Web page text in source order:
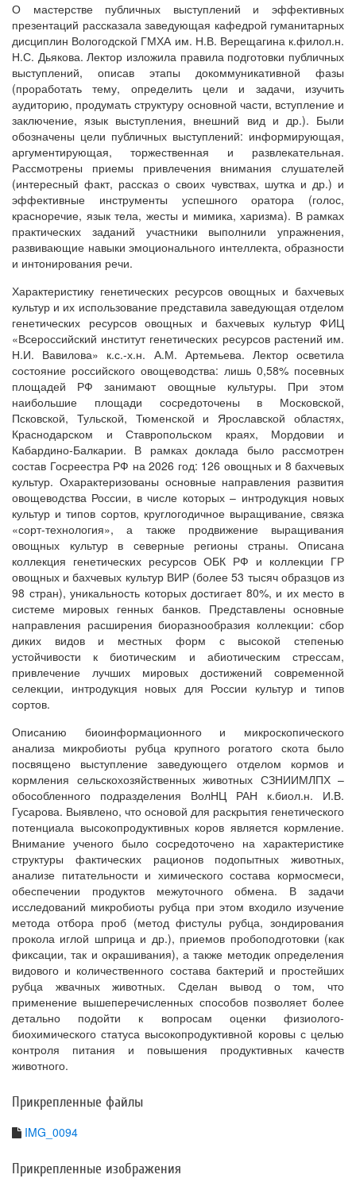
О мастерстве публичных выступлений и эффективных
презентаций рассказала заведующая кафедрой гуманитарных
дисциплин Вологодской ГМХА им. Н.В. Верещагина к.филол.н.
Н.С. Дьякова. Лектор изложила правила подготовки публичных
выступлений, описав этапы докоммуникативной фазы
(проработать тему, определить цели и задачи, изучить
аудиторию, продумать структуру основной части, вступление и
заключение, язык выступления, внешний вид и др.). Были
обозначены цели публичных выступлений: информирующая,
аргументирующая, торжественная и развлекательная.
Рассмотрены приемы привлечения внимания слушателей
(интересный факт, рассказ о своих чувствах, шутка и др.) и
эффективные инструменты успешного оратора (голос,
красноречие, язык тела, жесты и мимика, харизма). В рамках
практических заданий участники выполнили упражнения,
развивающие навыки эмоционального интеллекта, образности
и интонирования речи.
Характеристику генетических ресурсов овощных и бахчевых
культур и их использование представила заведующая отделом
генетических ресурсов овощных и бахчевых культур ФИЦ
«Всероссийский институт генетических ресурсов растений им.
Н.И. Вавилова» к.с.-х.н. А.М. Артемьева. Лектор осветила
состояние российского овощеводства: лишь 0,58% посевных
площадей РФ занимают овощные культуры. При этом
наибольшие площади сосредоточены в Московской,
Псковской, Тульской, Тюменской и Ярославской областях,
Краснодарском и Ставропольском краях, Мордовии и
Кабардино-Балкарии. В рамках доклада было рассмотрен
состав Госреестра РФ на 2026 год: 126 овощных и 8 бахчевых
культур. Охарактеризованы основные направления развития
овощеводства России, в числе которых – интродукция новых
культур и типов сортов, круглогодичное выращивание, связка
«сорт-технология», а также продвижение выращивания
овощных культур в северные регионы страны. Описана
коллекция генетических ресурсов ОБК РФ и коллекции ГР
овощных и бахчевых культур ВИР (более 53 тысяч образцов из
98 стран), уникальность которых достигает 80%, и их место в
системе мировых генных банков. Представлены основные
направления расширения биоразнообразия коллекции: сбор
диких видов и местных форм с высокой степенью
устойчивости к биотическим и абиотическим стрессам,
привлечение лучших мировых достижений современной
селекции, интродукция новых для России культур и типов
сортов.
Описанию биоинформационного и микроскопического
анализа микробиоты рубца крупного рогатого скота было
посвящено выступление заведующего отделом кормов и
кормления сельскохозяйственных животных СЗНИИМЛПХ –
обособленного подразделения ВолНЦ РАН к.биол.н. И.В.
Гусарова. Выявлено, что основой для раскрытия генетического
потенциала высокопродуктивных коров является кормление.
Внимание ученого было сосредоточено на характеристике
структуры фактических рационов подопытных животных,
анализе питательности и химического состава кормосмеси,
обеспечении продуктов межуточного обмена. В задачи
исследований микробиоты рубца при этом входило изучение
метода отбора проб (метод фистулы рубца, зондирования
прокола иглой шприца и др.), приемов пробоподготовки (как
фиксации, так и окрашивания), а также методик определения
видового и количественного состава бактерий и простейших
рубца жвачных животных. Сделан вывод о том, что
применение вышеперечисленных способов позволяет более
детально подойти к вопросам оценки физиолого-
биохимического статуса высокопродуктивной коровы с целью
контроля питания и повышения продуктивных качеств
животного.
Прикрепленные файлы
IMG_0094
Прикрепленные изображения